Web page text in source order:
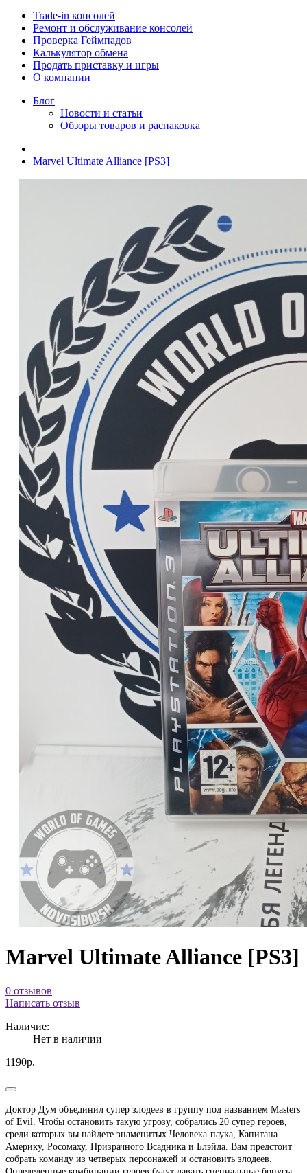
Trade-in консолей
Ремонт и обслуживание консолей
Проверка Геймпадов
Калькулятор обмена
Продать приставку и игры
О компании
Блог
Новости и статьи
Обзоры товаров и распаковка
Marvel Ultimate Alliance [PS3]
Marvel Ultimate Alliance [PS3]
0 отзывов
Написать отзыв
Наличие:
Нет в наличии
1190р.
Доктор Дум объединил супер злодеев в группу под названием Masters
of Evil. Чтобы остановить такую угрозу, собрались 20 супер героев,
среди которых вы найдете знаменитых Человека-паука, Капитана
Америку, Росомаху, Призрачного Всадника и Блэйда. Вам предстоит
собрать команду из четверых персонажей и остановить злодеев.